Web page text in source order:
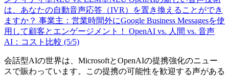
は、あなたの自動音声応答（IVR）を置き換えることができ
ますか？ 事業主：営業時間外にGoogle Business Messagesを使
用して顧客とエンゲージメント！ OpenAI vs. 人間 vs. 音声
AI：コスト比較 (5/5)
会話型AIの世界は、MicrosoftとOpenAIの提携強化のニュー
スで賑わっています。この提携の可能性を歓迎する声がある